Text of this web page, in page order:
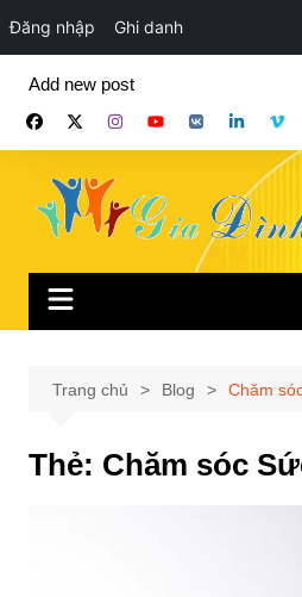
Đăng nhập Ghi danh
phần
Add new post
Trang chủ Blog Chăm
Thẻ: Chăm sóc